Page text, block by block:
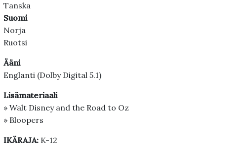
Tanska
Suomi
Norja
Ruotsi
Ääni
Englanti (Dolby Digital 5.1)
Lisämateriaali
» Walt Disney and the Road to Oz
» Bloopers
IKÄRAJA: K-12